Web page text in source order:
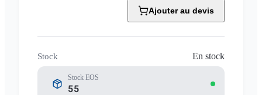
Ajouter au devis
Stock En stock
Stock EOS
55